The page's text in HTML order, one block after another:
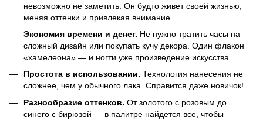
невозможно не заметить. Он будто живет своей жизнью,
меняя оттенки и привлекая внимание.
Экономия времени и денег. Не нужно тратить часы на
сложный дизайн или покупать кучу декора. Один флакон
«хамелеона» — и ногти уже произведение искусства.
Простота в использовании. Технология нанесения не
сложнее, чем у обычного лака. Справится даже новичок!
Разнообразие оттенков. От золотого с розовым до
синего с бирюзой — в палитре найдется все, чтобы